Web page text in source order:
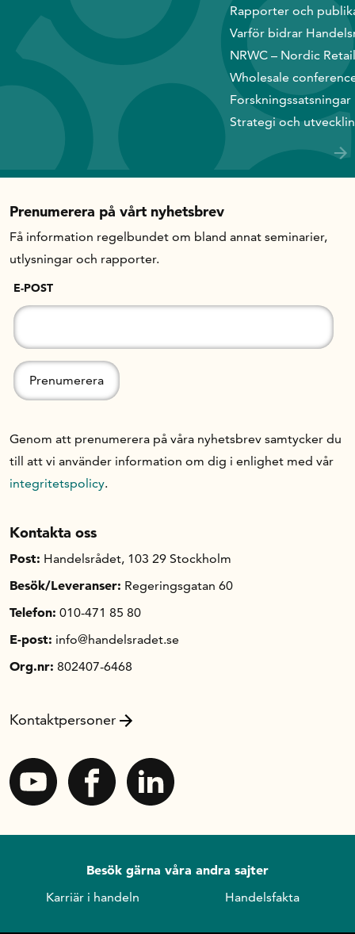
Rapporter och
Varför bidrar
NRWC – Nordic
Wholesale
Forskningssatsningar
Strategi och
Prenumerera på vårt nyhetsbrev
Få information regelbundet om bland annat seminarier,
utlysningar och rapporter.
E-POST
Genom att prenumerera på våra nyhetsbrev samtycker du
till att vi använder information om dig i enlighet med vår
integritetspolicy.
Kontakta oss
Post: Handelsrådet, 103 29 Stockholm
Besök/Leveranser: Regeringsgatan 60
Telefon: 010-471 85 80
E-post: info@handelsradet.se
Org.nr: 802407-6468
Kontaktpersoner
Besök gärna våra andra sajter
Karriär i handeln Handelsfakta